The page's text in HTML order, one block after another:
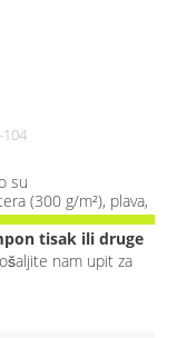
104
su
(300 g/m²), plava,
tisak ili druge
nam upit za